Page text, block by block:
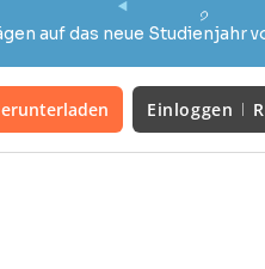
auf das neue Studienjahr
Einloggen